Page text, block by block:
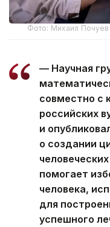
Фото: Михаил
— Научная
совместно с
российских
и
о создании
помогает
человека,
для
успешного